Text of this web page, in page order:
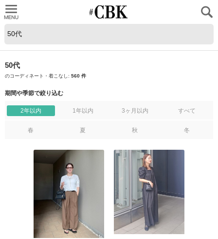
50代
のコーディネート・着こなし: 560 件
期間や季節で絞り込む
2年以内 1年以内 3ヶ月以内 すべて
春 夏 秋 冬